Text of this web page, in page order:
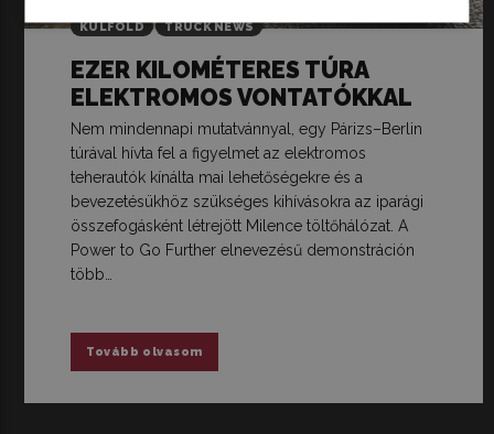
KÜLFÖLD TRUCK NEWS
EZER KILOMÉTERES TÚRA
ELEKTROMOS VONTATÓKKAL
Nem mindennapi mutatvánnyal, egy Párizs–Berlin
túrával hívta fel a figyelmet az elektromos
teherautók kínálta mai lehetőségekre és a
bevezetésükhöz szükséges kihívásokra az iparági
összefogásként létrejött Milence töltőhálózat. A
Power to Go Further elnevezésű demonstráción
több…
Tovább olvasom